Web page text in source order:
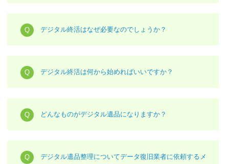
デジタル終活はなぜ必要なのでしょうか？
デジタル終活は何から始めればいいですか？
どんなものがデジタル遺品になりますか？
デジタル遺品整理についてデータ復旧業者に依頼するメ